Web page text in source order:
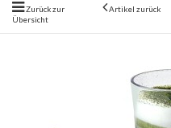
Zurück zur
Übersicht
Artikel zurück